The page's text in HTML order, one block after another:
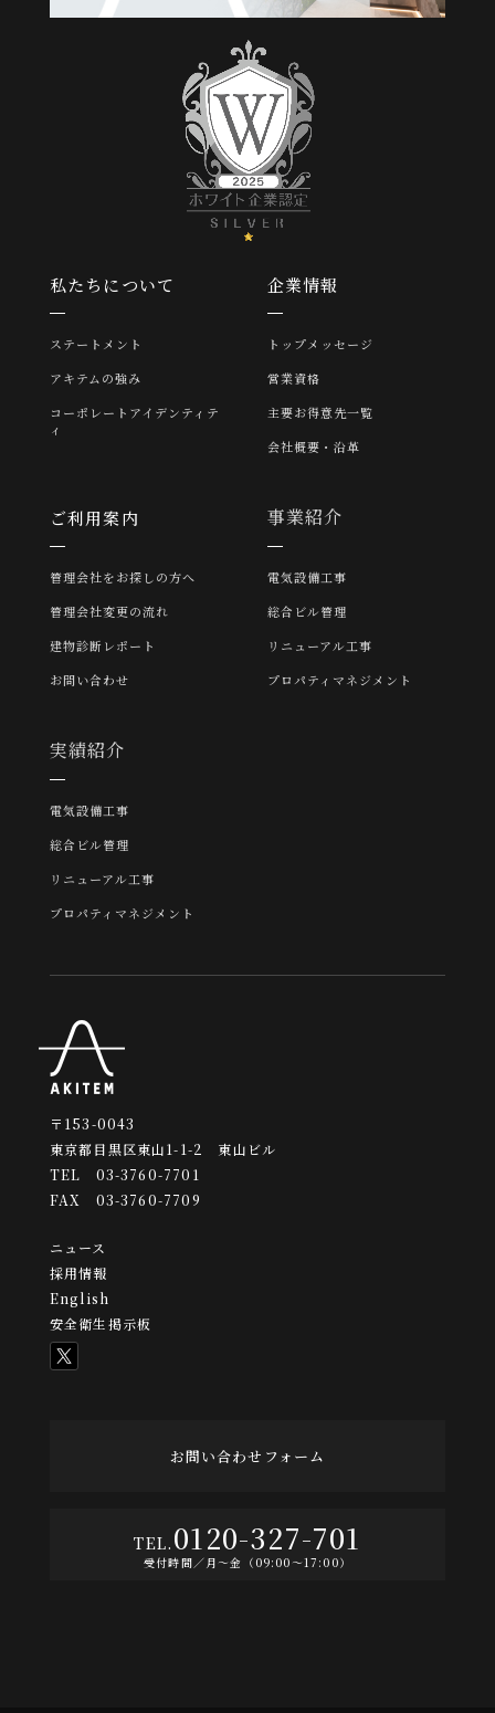
私たちについて
ステートメント
アキテムの強み
コーポレートアイデンティテ
ィ
企業情報
トップメッセージ
営業資格
主要お得意先一覧
会社概要・沿革
ご利用案内
管理会社をお探しの方へ
管理会社変更の流れ
建物診断レポート
お問い合わせ
事業紹介
電気設備工事
総合ビル管理
リニューアル工事
プロパティマネジメント
実績紹介
電気設備工事
総合ビル管理
リニューアル工事
プロパティマネジメント
〒153-0043
東京都目黒区東山1-1-2 東山ビル
TEL 03-3760-7701
FAX 03-3760-7709
ニュース
採用情報
English
安全衛生掲示板
お問い合わせフォーム
0120-327-701
受付時間／月〜金（09:00〜17:00）